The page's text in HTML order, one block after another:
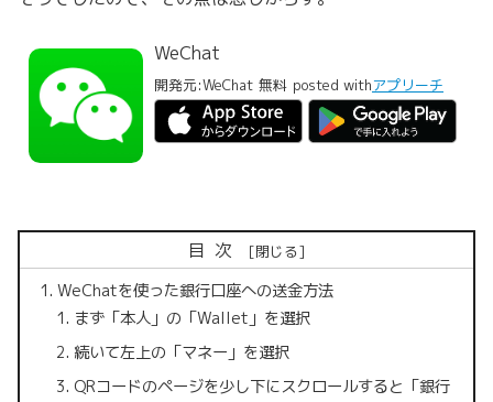
WeChat
開発元:WeChat 無料 posted withアプリーチ
目次
WeChatを使った銀行口座への送金方法
まず「本人」の「Wallet」を選択
続いて左上の「マネー」を選択
QRコードのページを少し下にスクロールすると「銀行